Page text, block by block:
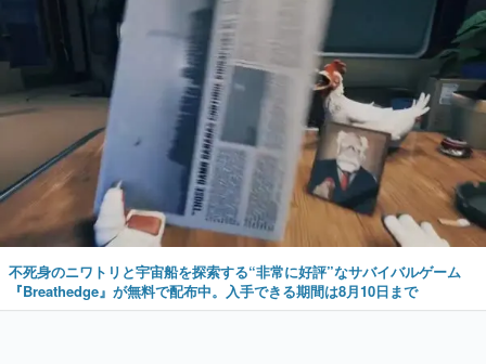
不死身のニワトリと宇宙船を探索する“非常に好評”なサバイバルゲーム
『Breathedge』が無料で配布中。入手できる期間は8月10日まで